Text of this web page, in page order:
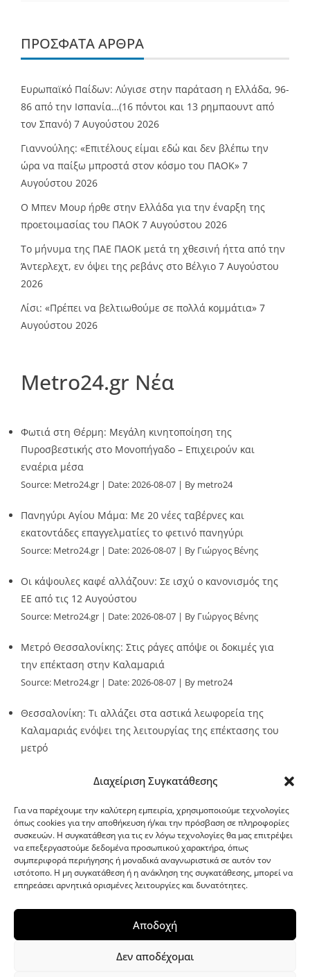
Διαχείριση Συγκατάθεσης
Για να παρέχουμε την καλύτερη εμπειρία, χρησιμοποιούμε τεχνολογίες
όπως cookies για την αποθήκευση ή/και την πρόσβαση σε πληροφορίες
συσκευών. Η συγκατάθεση για τις εν λόγω τεχνολογίες θα μας επιτρέψει
να επεξεργαστούμε δεδομένα προσωπικού χαρακτήρα, όπως
συμπεριφορά περιήγησης ή μοναδικά αναγνωριστικά σε αυτόν τον
ιστότοπο. Η μη συγκατάθεση ή η ανάκληση της συγκατάθεσης, μπορεί να
επηρεάσει αρνητικά ορισμένες λειτουργίες και δυνατότητες.
Αποδοχή
Δεν αποδέχομαι
ΠΡΌΣΦΑΤΑ ΆΡΘΡΑ
Ευρωπαϊκό Παίδων: Λύγισε στην παράταση η Ελλάδα, 96-
86 από την Ισπανία…(16 πόντοι και 13 ρημπαουντ από
τον Σπανό) 7 Αυγούστου 2026
Γιαννούλης: «Επιτέλους είμαι εδώ και δεν βλέπω την
ώρα να παίξω μπροστά στον κόσμο του ΠΑΟΚ» 7
Αυγούστου 2026
O Mπεν Μουρ ήρθε στην Ελλάδα για την έναρξη της
προετοιμασίας του ΠΑΟΚ 7 Αυγούστου 2026
Το μήνυμα της ΠΑΕ ΠΑΟΚ μετά τη χθεσινή ήττα από την
Άντερλεχτ, εν όψει της ρεβάνς στο Βέλγιο 7 Αυγούστου
2026
Λίσι: «Πρέπει να βελτιωθούμε σε πολλά κομμάτια» 7
Αυγούστου 2026
Metro24.gr Νέα
Φωτιά στη Θέρμη: Μεγάλη κινητοποίηση της
Πυροσβεστικής στο Μονοπήγαδο – Επιχειρούν και
εναέρια μέσα
Source: Metro24.gr Date: 2026-08-07 By metro24
Πανηγύρι Αγίου Μάμα: Με 20 νέες ταβέρνες και
εκατοντάδες επαγγελματίες το φετινό πανηγύρι
Source: Metro24.gr Date: 2026-08-07 By Γιώργος Βένης
Οι κάψουλες καφέ αλλάζουν: Σε ισχύ ο κανονισμός της
ΕΕ από τις 12 Αυγούστου
Source: Metro24.gr Date: 2026-08-07 By Γιώργος Βένης
Μετρό Θεσσαλονίκης: Στις ράγες απόψε οι δοκιμές για
την επέκταση στην Καλαμαριά
Source: Metro24.gr Date: 2026-08-07 By metro24
Θεσσαλονίκη: Τι αλλάζει στα αστικά λεωφορεία της
Καλαμαριάς ενόψει της λειτουργίας της επέκτασης του
μετρό
G-point.gr